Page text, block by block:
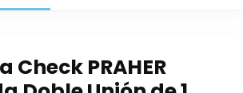
Check PRAHER